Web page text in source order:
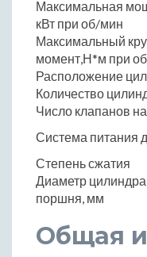
Максимальная
кВт при об/мин
Максимальный
момент,Н*м при
Расположение
Количество
Число клапанов
Система питания
Степень сжатия
Диаметр цилиндра
поршня, мм
Общая